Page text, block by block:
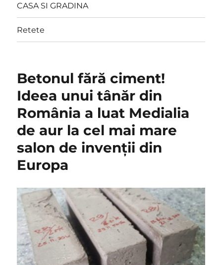
CASA SI GRADINA
Retete
Betonul fără ciment!
Ideea unui tânăr din
România a luat Medialia
de aur la cel mai mare
salon de invenții din
Europa